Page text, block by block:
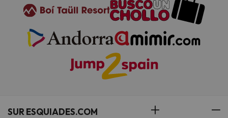
SUR ESQUIADES.COM